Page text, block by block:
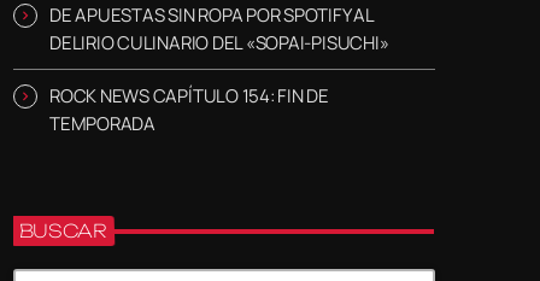
DE APUESTAS SIN ROPA POR SPOTIFY AL
DELIRIO CULINARIO DEL «SOPAI-PISUCHI»
ROCK NEWS CAPÍTULO 154: FIN DE
TEMPORADA
BUSCAR